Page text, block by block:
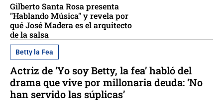
Gilberto Santa Rosa presenta
"Hablando Música" y revela por
qué José Madera es el arquitecto
de la salsa
Betty la Fea
Actriz de ‘Yo soy Betty, la fea’ habló del
drama que vive por millonaria deuda: ‘No
han servido las súplicas’